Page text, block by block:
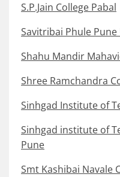
S.P.Jain College Pabal
Savitribai Phule
Shahu Mandir
Shree Ramchandra
Sinhgad Institute of
Sinhgad institute of
Pune
Smt Kashibai Navale